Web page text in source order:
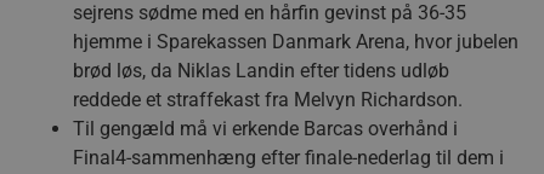
sejrens sødme med en hårfin gevinst på 36-35
hjemme i Sparekassen Danmark Arena, hvor jubelen
brød løs, da Niklas Landin efter tidens udløb
reddede et straffekast fra Melvyn Richardson.
Til gengæld må vi erkende Barcas overhånd i
Final4-sammenhæng efter finale-nederlag til dem i